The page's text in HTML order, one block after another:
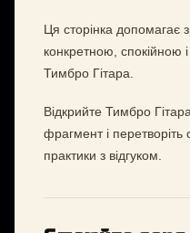
Ця сторінка допомагає
конкретною, спокійною
Тимбро Гітара.
Відкрийте Тимбро
фрагмент і
практики з відгуком.